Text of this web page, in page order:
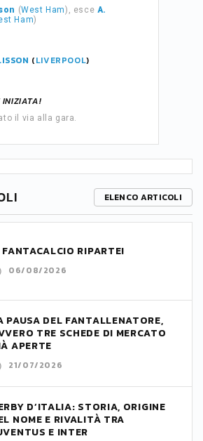
(West Ham), esce A.
Ham)
(LIVERPOOL)
INIZIATA!
il via alla gara.
ELENCO ARTICOLI
RIPARTE!
06/08/2026
PAUSA DEL FANTALLENATORE,
TRE SCHEDE DI MERCATO
APERTE
21/07/2026
D’ITALIA: STORIA, ORIGINE
NOME E RIVALITÀ TRA
E INTER